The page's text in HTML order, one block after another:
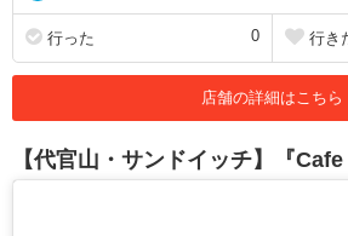
行った 0 行き
店舗の詳細はこちら
【代官山・サンドイッチ】『Cafe